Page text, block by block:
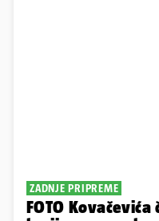
ZADNJE PRIPREME
FOTO